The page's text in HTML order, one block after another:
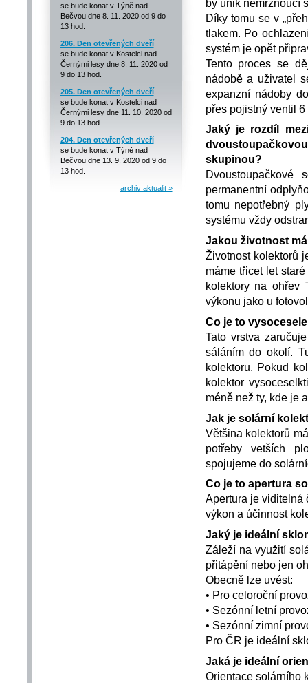
se bude konat v Týně nad
Bečvou dne 8. 11. 2020 od 9 do
13 hod.
206. Den otevřených dveří
se bude konat v Kostelci nad
Černými lesy dne 8. 11. 2020 od
9 do 13 hod.
205. Den otevřených dveří
se bude konat v Kostelci nad
Černými lesy dne 11. 10. 2020 od
9 do 13 hod.
204. Den otevřených dveří
se bude konat v Týně nad
Bečvou dne 13. 9. 2020 od 9 do
13 hod.
archiv aktualit »
by únik nemrznoucí
Díky tomu se v
tlakem. Po
systém je opět
Tento proces se
nádobě a uživatel
expanzní nádoby
přes pojistný ventil
Jaký je rozdíl
skupinou?
Dvoustoupačkové
permanentní
tomu nepotřebný
systému vždy
Jakou životnost
Životnost kolektorů
máme třicet let
kolektory na ohřev
výkonu jako u
Co je to
Tato vrstva
sáláním do okolí.
kolektoru. Pokud
kolektor
méně než ty, kde je
Jak je solární
Většina kolektorů
potřeby vetších
spojujeme do
Co je to apertura
Apertura je viditelná
výkon a účinnost
Jaký je ideální
Záleží na využití
přitápění nebo jen
Obecně lze uvést:
• Pro celoroční
• Sezónní letní
• Sezónní zimní
Pro ČR je ideální
Jaká je ideální
Orientace solárního